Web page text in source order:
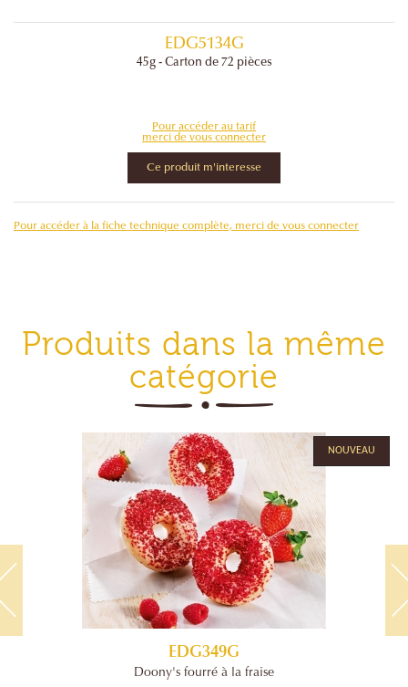
EDG5134G
45g - Carton de 72 pièces
Pour accéder au tarif
merci de vous connecter
Ce produit m'interesse
Pour accéder à la fiche technique complète, merci de vous connecter
Produits dans la même
catégorie
NOUVEAU
EDG349G
Doony's fourré à la fraise